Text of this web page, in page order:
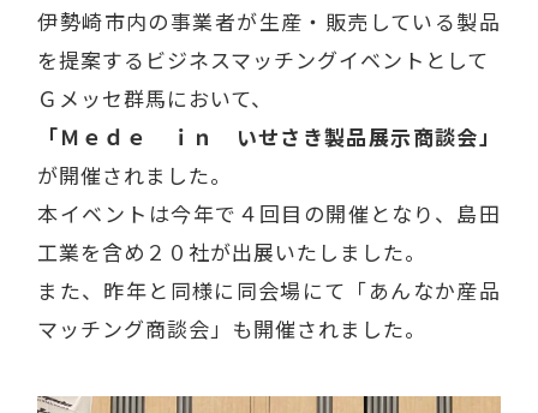
伊勢崎市内の事業者が生産・販売している製品
を提案するビジネスマッチングイベントとして
Ｇメッセ群馬において、
「Ｍｅｄｅ ｉｎ いせさき製品展示商談会」
が開催されました。
本イベントは今年で４回目の開催となり、島田
工業を含め２０社が出展いたしました。
また、昨年と同様に同会場にて「あんなか産品
マッチング商談会」も開催されました。